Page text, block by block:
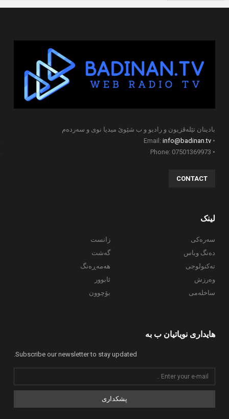
بادینان تێلەڤزیون و رادیو و ب شێوێ میدیا نوی و سەردەم
info@badinan.tv
CONTACT
لینک
سەرەکی
دەنگ وباس
تەکنولوجی
وەرزش
ساخلەمی
زانست
گەشت
هەمەڕەنگ
ئابوور
بۆچوون
هایداری نویاتیان ب بە
Subscribe our newsletter to stay updated.
پشکداری